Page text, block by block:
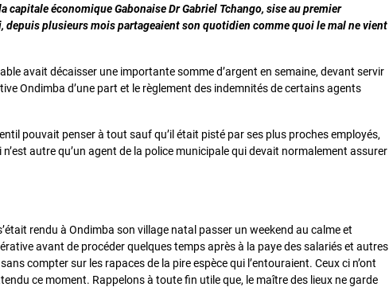
économique Gabonaise Dr Gabriel Tchango, sise au premier
depuis plusieurs mois partageaient son quotidien comme quoi le mal ne vient
avait décaisser une importante somme d’argent en semaine, devant servir
Ondimba d’une part et le règlement des indemnités de certains agents
pouvait penser à tout sauf qu’il était pisté par ses plus proches employés,
autre qu’un agent de la police municipale qui devait normalement assurer
rendu à Ondimba son village natal passer un weekend au calme et
avant de procéder quelques temps après à la paye des salariés et autres
compter sur les rapaces de la pire espèce qui l’entouraient. Ceux ci n’ont
ce moment. Rappelons à toute fin utile que, le maître des lieux ne garde